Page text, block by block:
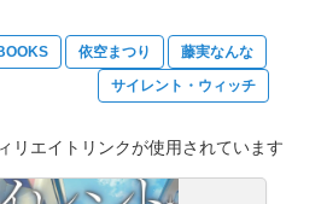
依空まつり
藤実なんな
サイレント・ウィッチ
リエイトリンクが使用されています